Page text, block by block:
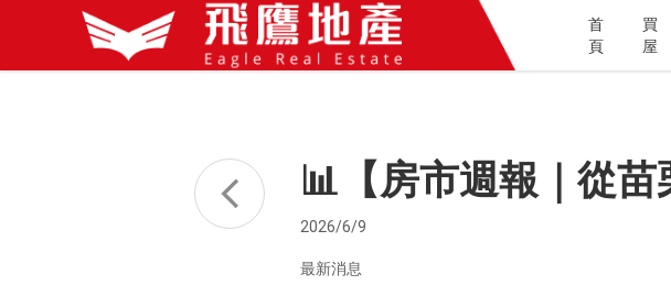
首
頁
買
屋
📊【房市週報｜從苗
2026/6/9
最新消息